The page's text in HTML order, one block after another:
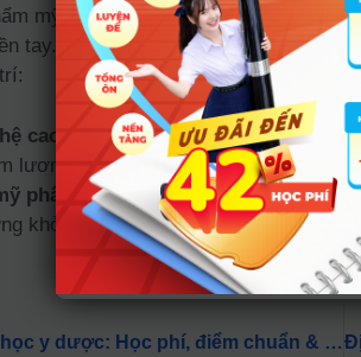
mỹ hiện nay đang trong tình trạng
tay. Khi các spa và thẩm mỹ viện
cao:
Trực tiếp vận hành máy móc
lương cứng + hoa hồng dịch vụ).
phẩm:
Làm việc cho các hãng mỹ
khởi điểm tham khảo: 12 – 18 triệu/
Tất tần tật về ngành Công nghệ sinh học y dược: Học phí, điểm chuẩn & việc làm 2026